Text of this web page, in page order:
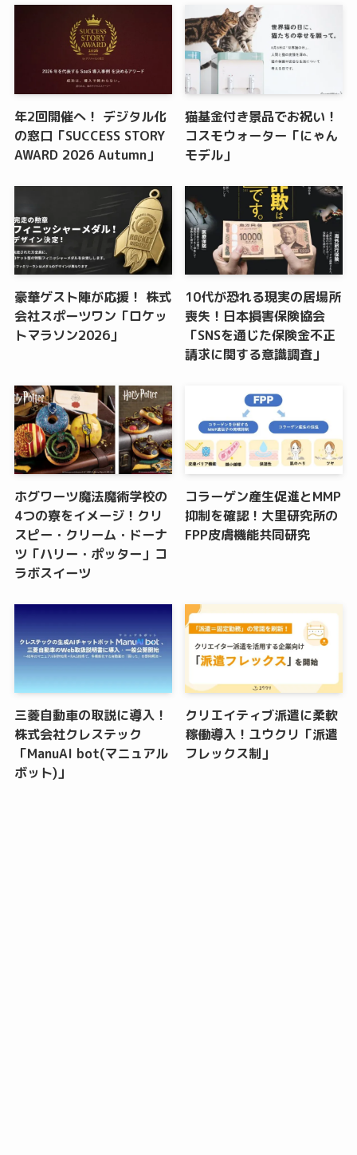
年2回開催へ！ デジタル化
の窓口「SUCCESS STORY
AWARD 2026 Autumn」
猫基金付き景品でお祝い！
コスモウォーター「にゃん
モデル」
豪華ゲスト陣が応援！ 株式
会社スポーツワン「ロケッ
トマラソン2026」
10代が恐れる現実の居場所
喪失！日本損害保険協会
「SNSを通じた保険金不正
請求に関する意識調査」
ホグワーツ魔法魔術学校の
4つの寮をイメージ！クリ
スピー・クリーム・ドーナ
ツ「ハリー・ポッター」コ
ラボスイーツ
コラーゲン産生促進とMMP
抑制を確認！大里研究所の
FPP皮膚機能共同研究
三菱自動車の取説に導入！
株式会社クレステック
「ManuAI bot(マニュアル
ボット)」
クリエイティブ派遣に柔軟
稼働導入！ユウクリ「派遣
フレックス制」